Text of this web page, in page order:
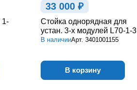
1-
33 000 ₽
Стойка однорядная для
устан. 3-х модулей L70-1-3
В наличииАрт. 3401001155
В корзину